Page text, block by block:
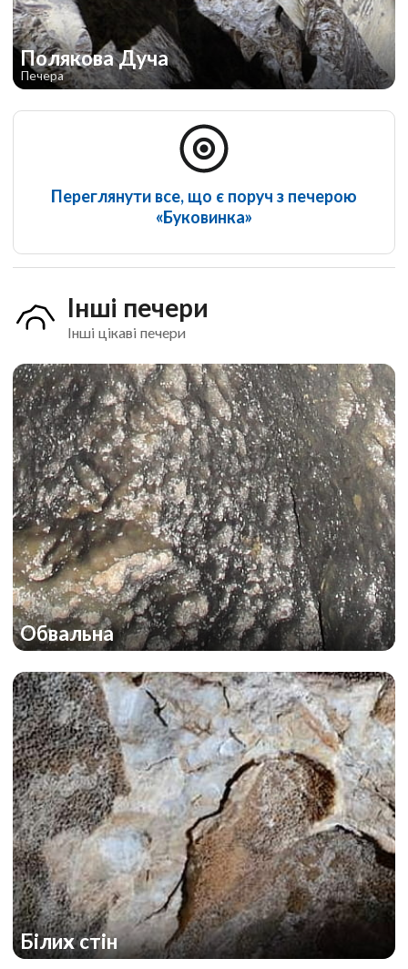
Полякова Дуча
Печера
Переглянути все, що є поруч з печерою
«Буковинка»
Інші печери
Інші цікаві печери
Обвальна
Білих стін